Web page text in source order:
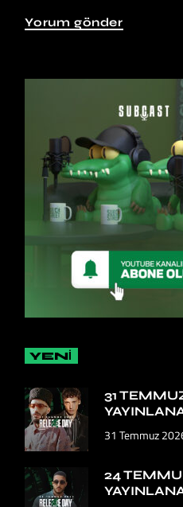
Yorum gönder
YENİ
31
31 Temmuz
24